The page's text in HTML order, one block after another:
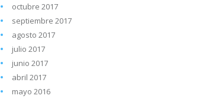
octubre 2017
septiembre 2017
agosto 2017
julio 2017
junio 2017
abril 2017
mayo 2016